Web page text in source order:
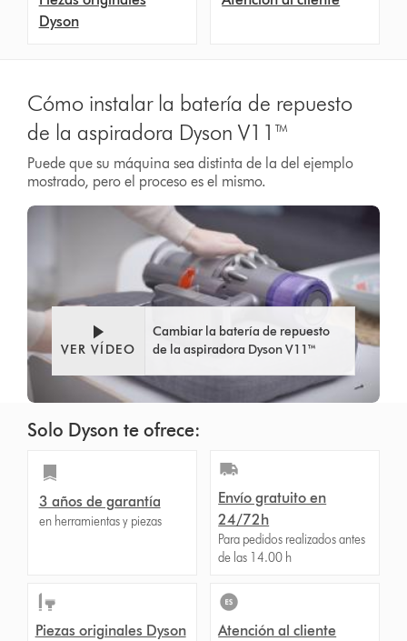
Dyson
Cómo instalar la batería de repuesto
de la aspiradora Dyson V11™
Puede que su máquina sea distinta de la del ejemplo
mostrado, pero el proceso es el mismo.
VER VÍDEO
Cambiar la batería de repuesto
de la aspiradora Dyson V11™
Solo Dyson te ofrece:
3 años de garantía
en herramientas y piezas
Envío gratuito en
24/72h
Para pedidos realizados antes
de las 14.00 h
Piezas originales Dyson Atención al cliente